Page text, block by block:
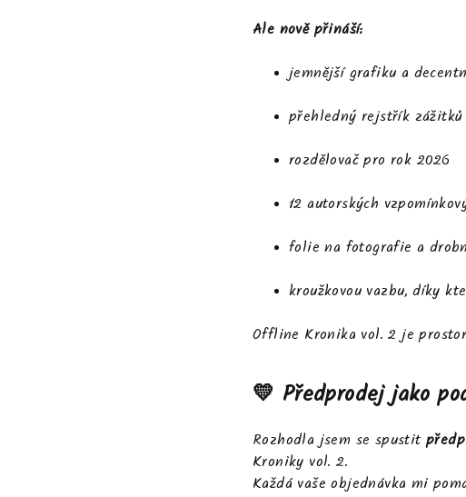
Ale nově přináší:
jemnější grafiku a
přehledný rejstřík zážitků
rozdělovač pro rok 2026
12 autorských
folie na fotografie a
kroužkovou vazbu, díky
Offline Kronika vol. 2 je
💛 Předprodej jako
Rozhodla jsem se spustit
Kroniky vol. 2.
Každá vaše objednávka mi